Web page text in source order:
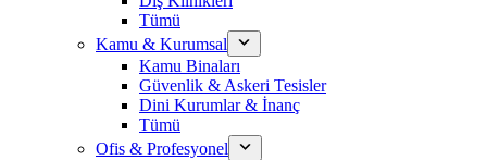
Tümü
Kamu & Kurumsal
Kamu Binaları
Güvenlik & Askeri Tesisler
Dini Kurumlar & İnanç
Tümü
Ofis & Profesyonel